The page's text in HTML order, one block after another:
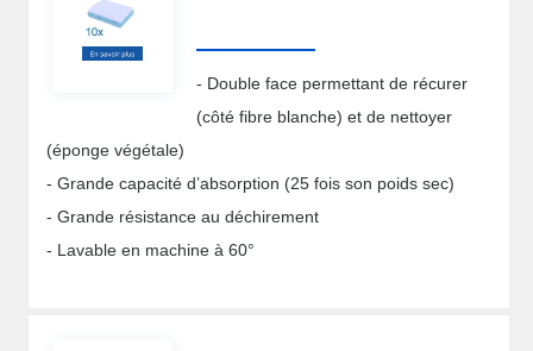
- Double face permettant de récurer
(côté fibre blanche) et de nettoyer
(éponge végétale)
- Grande capacité d’absorption (25 fois son poids sec)
- Grande résistance au déchirement
- Lavable en machine à 60°